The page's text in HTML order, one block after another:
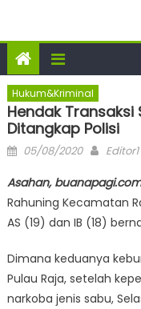
Hukum&Kriminal
Hendak Transaksi
Ditangkap Polisi
Posted
05/08/2020 Author
Editor1
Asahan, buanapagi.com
Rahuning Kecamatan
AS (19) dan IB (18)
Dimana keduanya
Pulau Raja, setelah
narkoba jenis sabu,